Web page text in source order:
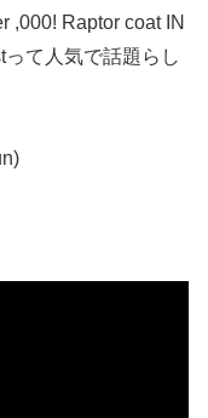
,000! Raptor coat IN
て人気で話題らし